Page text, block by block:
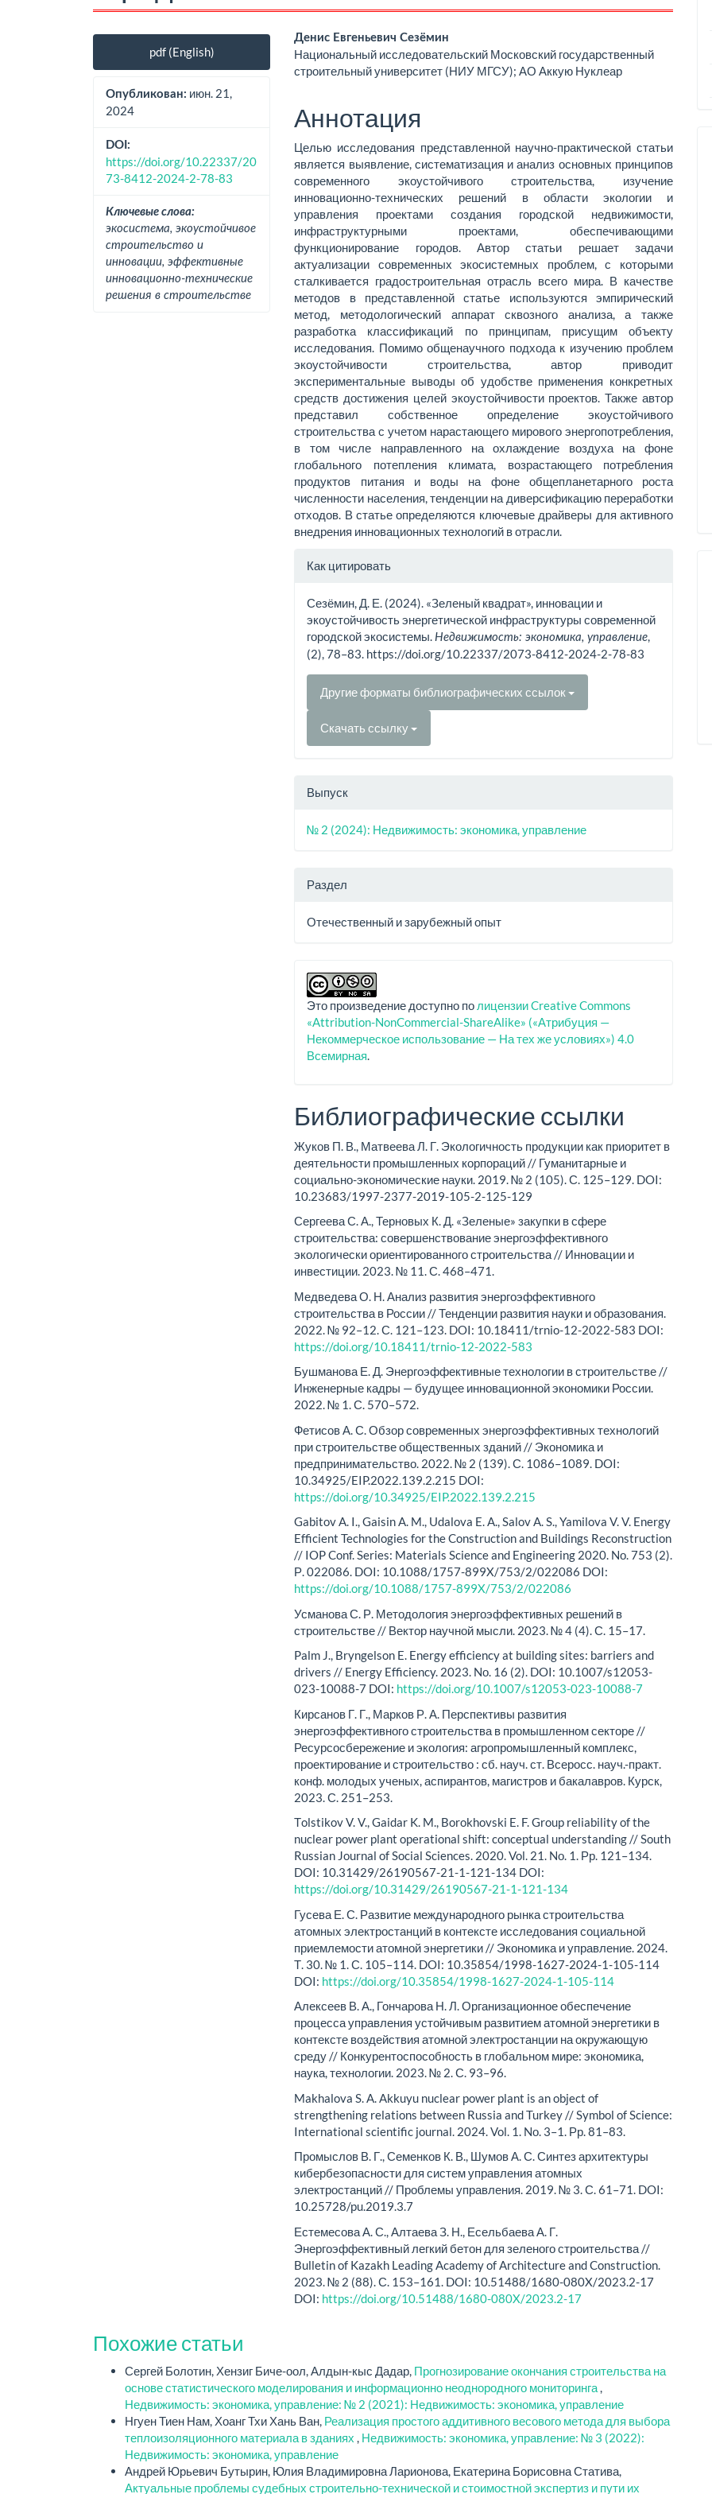
Боковая
панель
статьи
pdf (English)
Опубликован: июн. 21,
2024
DOI:
https://doi.org/10.22337/20
73-8412-2024-2-78-83
Ключевые слова:
экосистема, экоустойчивое
строительство и
инновации, эффективные
инновационно-технические
решения в строительстве
Основное
содержимое
Денис Евгеньевич Сезёмин
Национальный исследовательский Московский государственный
строительный университет (НИУ МГСУ); АО Аккую Нуклеар
Аннотация
Целью исследования представленной научно-практической статьи
является выявление, систематизация и анализ основных принципов
современного экоустойчивого строительства, изучение
инновационно-технических решений в области экологии и
управления проектами создания городской недвижимости,
инфраструктурными проектами, обеспечивающими
функционирование городов. Автор статьи решает задачи
актуализации современных экосистемных проблем, с которыми
сталкивается градостроительная отрасль всего мира. В качестве
методов в представленной статье используются эмпирический
метод, методологический аппарат сквозного анализа, а также
разработка классификаций по принципам, присущим объекту
исследования. Помимо общенаучного подхода к изучению проблем
экоустойчивости строительства, автор приводит
экспериментальные выводы об удобстве применения конкретных
средств достижения целей эко­устойчивости проектов. Также автор
представил собственное определение экоустойчивого
строительства с учетом нарастающего мирового энергопотребления,
в том числе направленного на охлаждение воздуха на фоне
глобального потепления климата, возрастающего потребления
продуктов питания и воды на фоне общепланетарного роста
численности населения, тенденции на диверсификацию переработки
отходов. В статье определяются ключевые драйверы для активного
внедрения инновационных технологий в отрасли.
Информация
Как цитировать
Сезёмин, Д. Е. (2024). «Зеленый квадрат», инновации и
экоустойчивость энергетической инфраструктуры современной
городской экосистемы. Недвижимость: экономика, управление
(2), 78–83. https://doi.org/10.22337/2073-8412-2024-2-78-83
Другие форматы библиографических ссылок
Скачать ссылку
Выпуск
№ 2 (2024): Недвижимость: экономика, управление
Раздел
Отечественный и зарубежный опыт
Это произведение доступно по лицензии Creative Commons
«Attribution-NonCommercial-ShareAlike» («Атрибуция —
Некоммерческое использование — На тех же условиях») 4.0
Всемирная
Библиографические ссылки
Жуков П. В., Матвеева Л. Г. Экологичность продукции как приоритет в
деятельности промышленных корпораций // Гуманитарные и
социально-экономические науки. 2019. № 2 (105). С. 125–129. DOI:
10.23683/1997-2377-2019-105-2-125-129
Сергеева С. А., Терновых К. Д. «Зеленые» закупки в сфере
строительства: совершенствование энергоэффективного
экологически ориентированного строительства // Инновации и
инвестиции. 2023. № 11. С. 468–471.
Медведева О. Н. Анализ развития энергоэффективного
строительства в России // Тенденции развития науки и образования.
2022. № 92–12. С. 121–123. DOI: 10.18411/trnio-12-2022-583 DOI:
https://doi.org/10.18411/trnio-12-2022-583
Бушманова Е. Д. Энергоэффективные технологии в строительстве //
Инженерные кадры — будущее инновационной экономики России.
2022. № 1. С. 570–572.
Фетисов А. С. Обзор современных энергоэффективных технологий
при строительстве общественных зданий // Экономика и
предпринимательство. 2022. № 2 (139). С. 1086–1089. DOI:
10.34925/EIP.2022.139.2.215 DOI:
https://doi.org/10.34925/EIP.2022.139.2.215
Gabitov A. I., Gaisin A. M., Udalova E. A., Salov A. S., Yamilova V. V. Energy
Efficient Technologies for the Construction and Buildings Reconstruction
// IOP Conf. Series: Materials Science and Engineering 2020. Nо. 753 (2).
Р. 022086. DOI: 10.1088/1757-899X/753/2/022086 DOI:
https://doi.org/10.1088/1757-899X/753/2/022086
Усманова С. Р. Методология энергоэффективных решений в
строительстве // Вектор научной мысли. 2023. № 4 (4). С. 15–17.
Palm J., Bryngelson E. Energy efficiency at building sites: barriers and
drivers // Energy Efficiency. 2023. Nо. 16 (2). DOI: 10.1007/s12053-
023-10088-7 DOI: https://doi.org/10.1007/s12053-023-10088-7
Кирсанов Г. Г., Марков Р. А. Перспективы развития
энергоэффективного строительства в промышленном секторе //
Ресурсосбережение и экология: агропромышленный комплекс,
проектирование и строительство : сб. науч. ст. Всеросс. науч.-практ.
конф. молодых ученых, аспирантов, магистров и бакалавров. Курск,
2023. С. 251–253.
Тolstikov V. V., Gaidar K. M., Borokhovski E. F. Group reliability of the
nuclear power plant operational shift: conceptual understanding // South
Russian Journal of Social Sciences. 2020. Vol. 21. Nо. 1. Рр. 121–134.
DOI: 10.31429/26190567-21-1-121-134 DOI:
https://doi.org/10.31429/26190567-21-1-121-134
Гусева Е. С. Развитие международного рынка строительства
атомных электростанций в контексте исследования социальной
приемлемости атомной энергетики // Экономика и управление. 2024.
Т. 30. № 1. С. 105–114. DOI: 10.35854/1998-1627-2024-1-105-114
DOI: https://doi.org/10.35854/1998-1627-2024-1-105-114
Алексеев В. А., Гончарова Н. Л. Организационное обеспечение
процесса управления устойчивым развитием атомной энергетики в
контексте воздействия атомной электростанции на окружающую
среду // Конкурентоспособность в глобальном мире: экономика,
наука, технологии. 2023. № 2. С. 93–96.
Makhalova S. A. Akkuyu nuclear power plant is an object of
strengthening relations between Russia and Turkey // Symbol of Science:
International scientific journal. 2024. Vol. 1. Nо. 3–1. Рр. 81–83.
Промыслов В. Г., Семенков К. В., Шумов А. С. Синтез архитектуры
кибербезопасности для систем управления атомных
электростанций // Проблемы управления. 2019. № 3. С. 61–71. DOI:
10.25728/pu.2019.3.7
Естемесова А. С., Алтаева З. Н., Есельбаева А. Г.
Энергоэффективный легкий бетон для зеленого строительства //
Bulletin of Kazakh Leading Academy of Architecture and Construction.
2023. № 2 (88). С. 153–161. DOI: 10.51488/1680-080X/2023.2-17
DOI: https://doi.org/10.51488/1680-080X/2023.2-17
Похожие статьи
Сергей Болотин, Хензиг Биче-оол, Алдын-кыс Дадар, Прогнозирование окончания строительства на
основе статистического моделирования и информационно неоднородного мониторинга
Недвижимость: экономика, управление: № 2 (2021): Недвижимость: экономика, управление
Нгуен Тиен Нам, Хоанг Тхи Хань Ван, Реализация простого аддитивного весового метода для выбора
теплоизоляционного материала в зданиях
Недвижимость: экономика, управление: № 3 (2022):
Недвижимость: экономика, управление
Андрей Юрьевич Бутырин, Юлия Владимировна Ларионова, Екатерина Борисовна Статива,
Актуальные проблемы судебных строительно-технической и стоимостной экспертиз и пути их